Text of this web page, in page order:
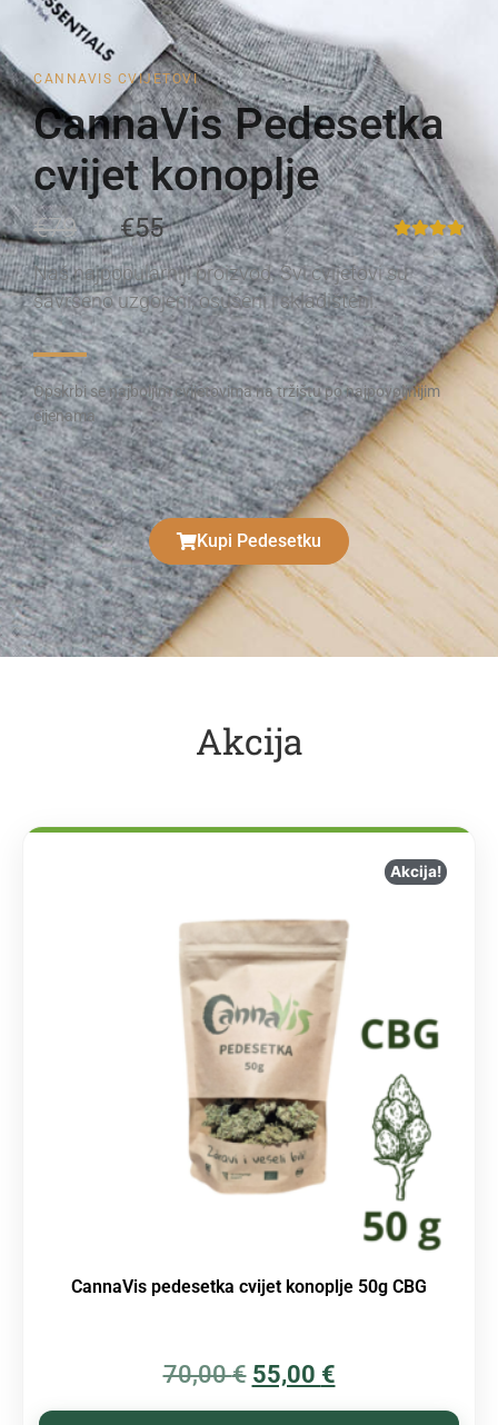
CANNAVIS CVIJETOVI
CannaVis Pedesetka
cvijet konoplje
€79 €55
Naš najpopularniji proizvod. Svi cvijetovi su
savršeno uzgojeni, osušeni i skladišteni.
Opskrbi se najboljim cvijetovima na tržištu po najpovoljnijim
cijenama
Kupi Pedesetku
Akcija
Akcija!
CannaVis pedesetka cvijet konoplje 50g CBG
70,00€ 55,00 €